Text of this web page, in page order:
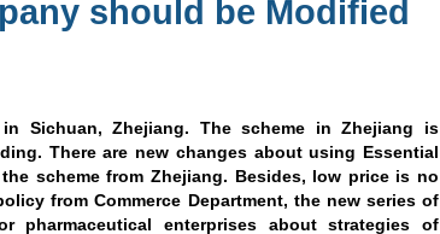
should be Modified
Sichuan, Zhejiang. The scheme in Zhejiang is
There are new changes about using Essential
scheme from Zhejiang. Besides, low price is no
from Commerce Department, the new series of
pharmaceutical enterprises about strategies of